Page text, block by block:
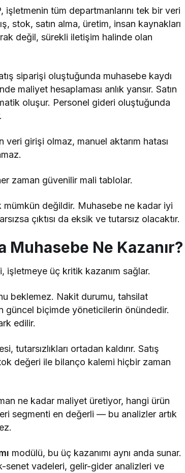
işletmenin tüm departmanlarını tek bir veri
stok, satın alma, üretim, insan kaynakları
değil, sürekli iletişim halinde olan
siparişi oluştuğunda muhasebe kaydı
maliyet hesaplaması anlık yansır. Satın
oluşur. Personel gideri oluştuğunda
veri girişi olmaz, manuel aktarım hatası
zaman güvenilir mali tablolar.
değildir. Muhasebe ne kadar iyi
çıktısı da eksik ve tutarsız olacaktır.
Muhasebe Ne Kazanır?
işletmeye üç kritik kazanım sağlar.
beklemez. Nakit durumu, tahsilat
güncel biçimde yöneticilerin önündedir.
edilir.
ortadan kaldırır. Satış
değeri ile bilanço kalemi hiçbir zaman
ne kadar maliyet üretiyor, hangi ürün
segmenti en değerli — bu analizler artık
modülü, bu üç kazanımı aynı anda sunar.
senet vadeleri, gelir-gider analizleri ve